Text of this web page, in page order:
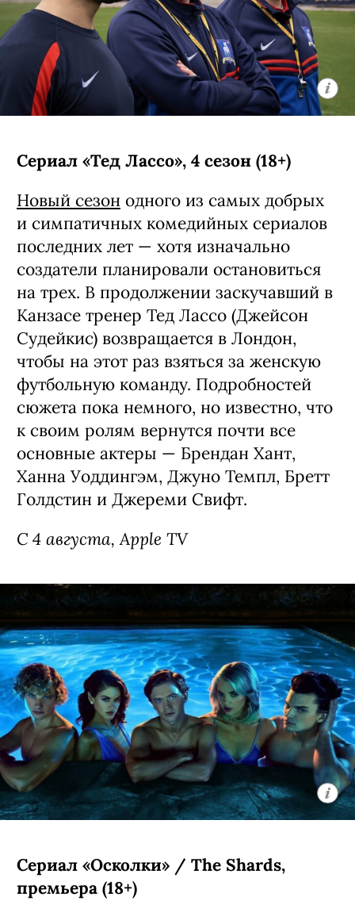
Сериал «Тед Лассо», 4 сезон (18+)
Новый сезон одного из самых добрых
и симпатичных комедийных сериалов
последних лет — хотя изначально
создатели планировали остановиться
на трех. В продолжении заскучавший в
Канзасе тренер Тед Лассо (Джейсон
Судейкис) возвращается в Лондон,
чтобы на этот раз взяться за женскую
футбольную команду. Подробностей
сюжета пока немного, но известно, что
к своим ролям вернутся почти все
основные актеры — Брендан Хант,
Ханна Уоддингэм, Джуно Темпл, Бретт
Голдстин и Джереми Свифт.
С 4 августа, Apple TV
Сериал «Осколки» / The Shards,
премьера (18+)